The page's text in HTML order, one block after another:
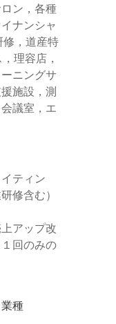
ン，各種
ナンシャ
修，道産特
理容店，
ニングサ
施設，測
議室，エ
ティン
修含む）
アップ改
回のみの
種